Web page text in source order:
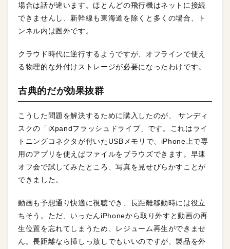
場合は話が違います。ほとんどの飛行機はネットに接続
できませんし、新幹線も東海道を除くと多くの場合、ト
ンネル内は圏外です。
クラウド時代に逆行するようですが、オフラインで使え
る物理的な外付けストレージが必要になったわけです。
古典的だが効果抜群
こうした問題を解決するために購入したのが、 サンディ
スクの「iXpandフラッシュドライブ」です。これはライ
トニングコネクタが付いたUSBメモリで、iPhone上で専
用のアプリを使えばファイルをブラウズできます。早速
オフ会で試してみたところ、写真を見せびらかすことが
できました。
動画も予想通り快適に視聴でき、長距離移動時には役立
ちそう。ただ、いったんiPhoneから取り外すと動画の再
生位置を忘れてしまうため、レジューム再生ができませ
ん。長距離なら挿しっ放しでもいいのですが、製品を外